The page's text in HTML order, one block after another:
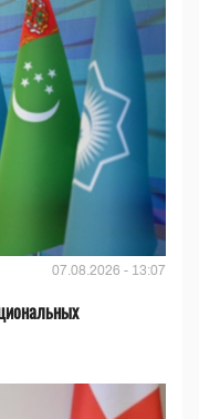
07.08.2026 - 13:07